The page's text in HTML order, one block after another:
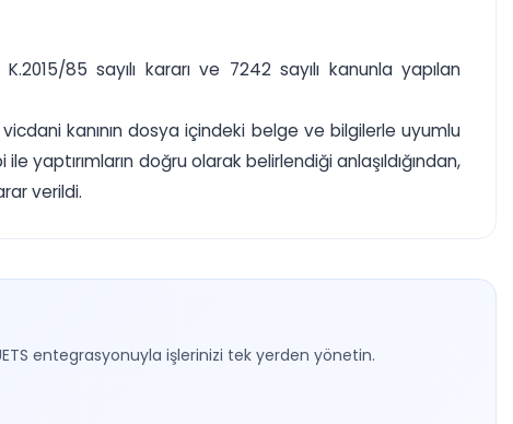
85 sayılı kararı ve 7242 sayılı kanunla yapılan
kanının dosya içindeki belge ve bilgilerle uyumlu
yaptırımların doğru olarak belirlendiği anlaşıldığından,
verildi.
entegrasyonuyla işlerinizi tek yerden yönetin.